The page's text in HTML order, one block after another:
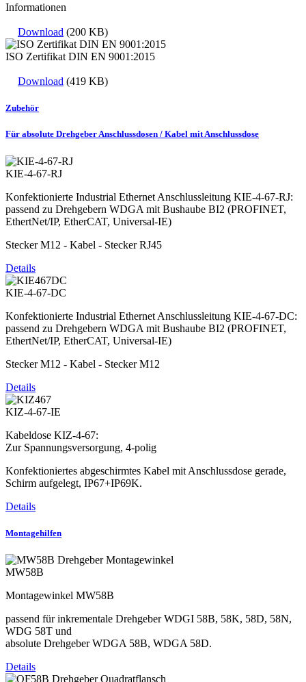
Informationen
Download (200 KB)
ISO Zertifikat DIN EN 9001:2015
Download (419 KB)
Zubehör
Für absolute Drehgeber Anschlussdosen / Kabel mit Anschlussdose
KIE-4-67-RJ
Konfektionierte Industrial Ethernet Anschlussleitung KIE-4-67-RJ:
passend zu Drehgebern WDGA mit Bushaube BI2 (PROFINET,
EthertNet/IP, EtherCAT, Universal-IE)
Stecker M12 - Kabel - Stecker RJ45
Details
KIE-4-67-DC
Konfektionierte Industrial Ethernet Anschlussleitung KIE-4-67-DC:
passend zu Drehgebern WDGA mit Bushaube BI2 (PROFINET,
EthertNet/IP, EtherCAT, Universal-IE)
Stecker M12 - Kabel - Stecker M12
Details
KIZ-4-67-IE
Kabeldose KIZ-4-67:
Zur Spannungsversorgung, 4-polig
Konfektioniertes abgeschirmtes Kabel mit Anschlussdose gerade,
Schirm aufgelegt, IP67+IP69K.
Details
Montagehilfen
MW58B
Montagewinkel MW58B
passend für inkrementale Drehgeber WDGI 58B, 58K, 58D, 58N,
WDG 58T und
absolute Drehgeber WDGA 58B, WDGA 58D.
Details